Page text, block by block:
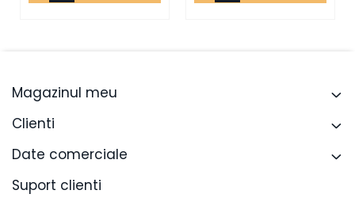
Magazinul meu
Clienti
Date comerciale
Suport clienti